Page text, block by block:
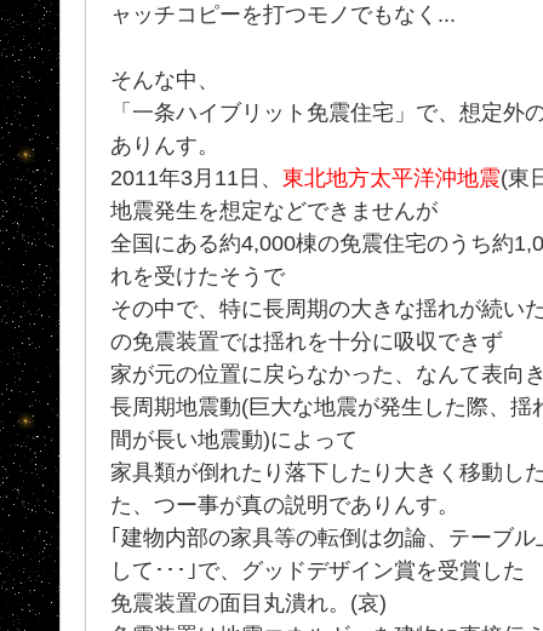
ャッチコピーを打つモノでもなく...
そんな中、
「一条ハイブリット免震住宅」で、想定外
ありんす。
2011年3月11日、 東北地方太平洋沖地震(東
地震発生を想定などできませんが
全国にある約4,000棟の免震住宅のうち約
れを受けたそうで
その中で、特に長周期の大きな揺れが続い
の免震装置では揺れを十分に吸収できず
家が元の位置に戻らなかった、なんて表向
長周期地震動(巨大な地震が発生した際、揺
間が長い地震動)によって
家具類が倒れたり落下したり大きく移動し
た、つー事が真の説明でありんす。
｢建物内部の家具等の転倒は勿論、テーブ
して･･･｣で、グッドデザイン賞を受賞した
免震装置の面目丸潰れ。(哀)